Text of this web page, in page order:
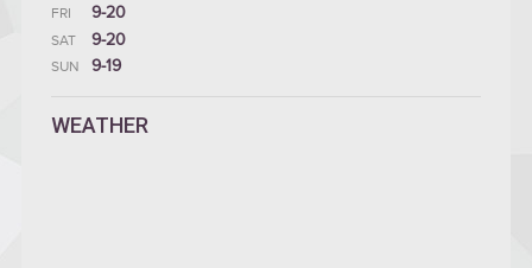
FRI 9-20
SAT 9-20
SUN 9-19
WEATHER